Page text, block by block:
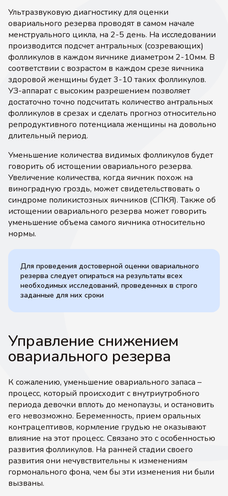
Ультразвуковую диагностику для оценки
овариального резерва проводят в самом начале
менструального цикла, на 2-5 день. На исследовании
производится подсчет антральных (созревающих)
фолликулов в каждом яичнике диаметром 2-10мм. В
соответствии с возрастом в каждом срезе яичника
здоровой женщины будет 3-10 таких фолликулов.
УЗ-аппарат с высоким разрешением позволяет
достаточно точно подсчитать количество антральных
фолликулов в срезах и сделать прогноз относительно
репродуктивного потенциала женщины на довольно
длительный период.
Уменьшение количества видимых фолликулов будет
говорить об истощении овариального резерва.
Увеличение количества, когда яичник похож на
виноградную гроздь, может свидетельствовать о
синдроме поликистозных яичников (СПКЯ). Также об
истощении овариального резерва может говорить
уменьшение объема самого яичника относительно
нормы.
Для проведения достоверной оценки овариального
резерва следует опираться на результаты всех
необходимых исследований, проведенных в строго
заданные для них сроки
Управление снижением
овариального резерва
К сожалению, уменьшение овариального запаса –
процесс, который происходит с внутриутробного
периода девочки вплоть до менопаузы, и остановить
его невозможно. Беременность, прием оральных
контрацептивов, кормление грудью не оказывают
влияние на этот процесс. Связано это с особенностью
развития фолликулов. На ранней стадии своего
развития они нечувствительны к изменениям
гормонального фона, чем бы эти изменения ни были
вызваны.